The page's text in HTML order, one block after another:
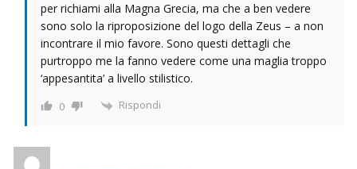
per richiami alla Magna Grecia, ma che a ben vedere
sono solo la riproposizione del logo della Zeus – a non
incontrare il mio favore. Sono questi dettagli che
purtroppo me la fanno vedere come una maglia troppo
‘appesantita’ a livello stilistico.
0 Rispondi